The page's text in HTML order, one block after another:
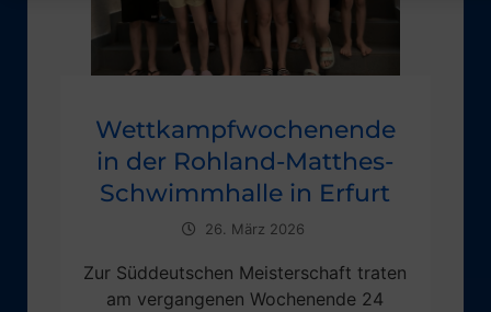
Wettkampfwochenende
in der Rohland-Matthes-
Schwimmhalle in Erfurt
26. März 2026
Zur Süddeutschen Meisterschaft traten
am vergangenen Wochenende 24